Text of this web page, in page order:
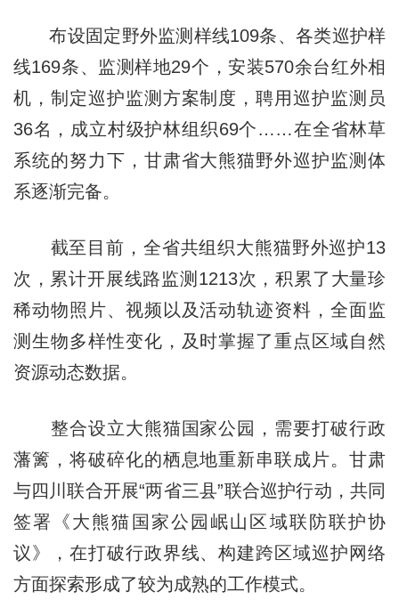
布设固定野外监测样线109条、各类巡护样
线169条、监测样地29个，安装570余台红外相
机，制定巡护监测方案制度，聘用巡护监测员
36名，成立村级护林组织69个……在全省林草
系统的努力下，甘肃省大熊猫野外巡护监测体
系逐渐完备。
截至目前，全省共组织大熊猫野外巡护13
次，累计开展线路监测1213次，积累了大量珍
稀动物照片、视频以及活动轨迹资料，全面监
测生物多样性变化，及时掌握了重点区域自然
资源动态数据。
整合设立大熊猫国家公园，需要打破行政
藩篱，将破碎化的栖息地重新串联成片。甘肃
与四川联合开展“两省三县”联合巡护行动，共同
签署《大熊猫国家公园岷山区域联防联护协
议》，在打破行政界线、构建跨区域巡护网络
方面探索形成了较为成熟的工作模式。